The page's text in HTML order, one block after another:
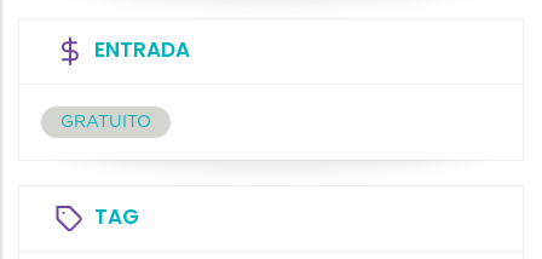
ENTRADA
GRATUITO
TAG